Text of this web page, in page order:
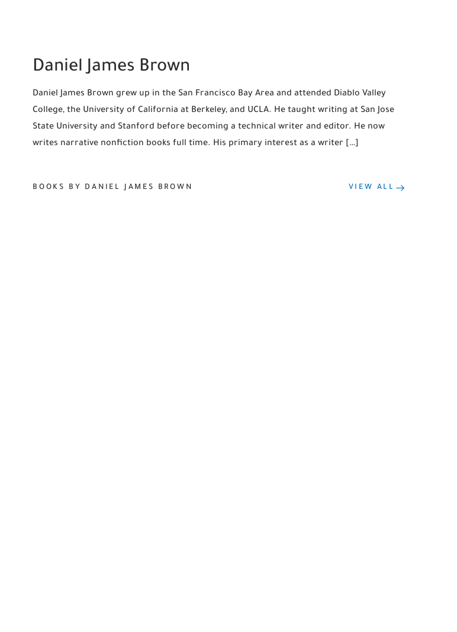
Daniel James Brown
Daniel James Brown grew up in the San Francisco Bay Area and attended Diablo Valley
College, the University of California at Berkeley, and UCLA. He taught writing at San Jose
State University and Stanford before becoming a technical writer and editor. He now
writes narrative nonfiction books full time. His primary interest as a writer […]
BOOKS BY DANIEL JAMES BROWN VIEW ALL